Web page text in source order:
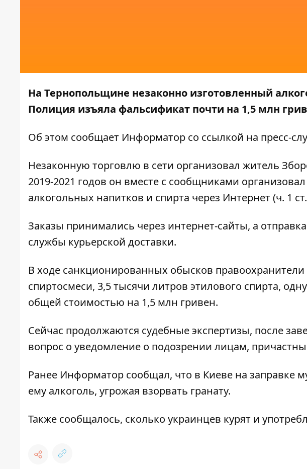
На Тернопольщине незаконно изготовленный
Полиция изъяла фальсификат почти на 1,5 млн
Об этом сообщает Информатор со ссылкой на пресс-
Незаконную торговлю в сети организовал житель
2019-2021 годов он вместе с сообщниками
алкогольных напитков и спирта через Интернет (ч. 1
Заказы принимались через интернет-сайты, а
службы курьерской доставки.
В ходе санкционированных обысков
спиртосмеси, 3,5 тысячи литров этилового спирта,
общей стоимостью на 1,5 млн гривен.
Сейчас продолжаются судебные экспертизы, после
вопрос о уведомление о подозрении лицам,
Ранее Информатор сообщал, что в Киеве на заправке
ему алкоголь, угрожая взорвать гранату.
Также сообщалось, сколько украинцев курят и